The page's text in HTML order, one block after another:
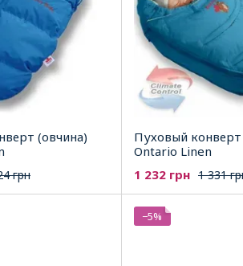
(овчина)
грн
Пуховый конверт
Ontario Linen
1 331
1 232 грн
−5%